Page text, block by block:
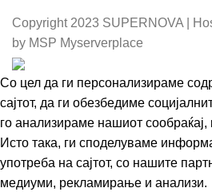
Copyright 2023 SUPERNOVA |
by MSP Myserverplace
Со цел да ги персонализираме
сајтот, да ги обезбедиме
го анализираме нашиот
Исто така, ги споделуваме
употреба на сајтот, со нашите
медиуми, рекламирање и анализи.